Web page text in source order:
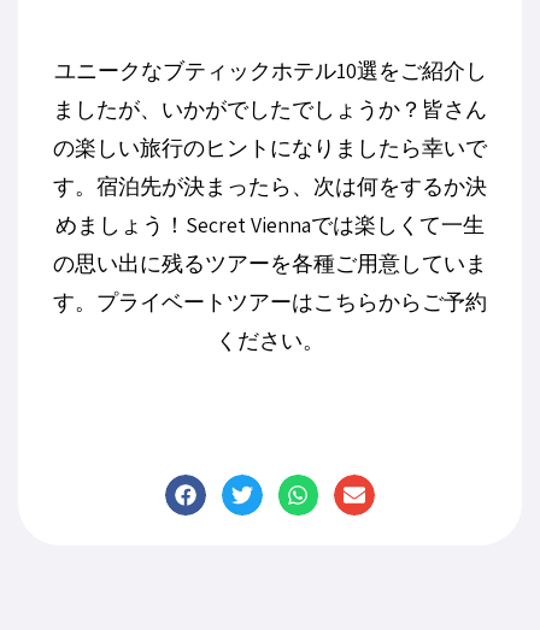
ユニークなブティックホテル10選をご紹介し
ましたが、いかがでしたでしょうか？皆さん
の楽しい旅行のヒントになりましたら幸いで
す。宿泊先が決まったら、次は何をするか決
めましょう！Secret Viennaでは楽しくて一生
の思い出に残るツアーを各種ご用意していま
す。プライベートツアーはこちらからご予約
ください。